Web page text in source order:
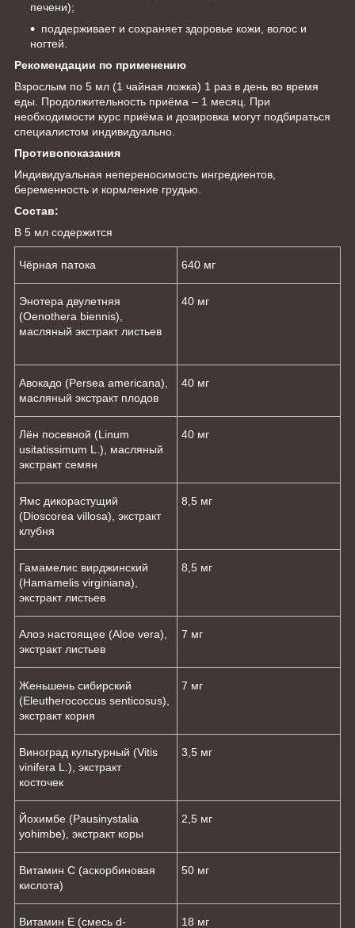
печени);
поддерживает и сохраняет здоровье кожи, волос и
ногтей.
Рекомендации по применению
Взрослым по 5 мл (1 чайная ложка) 1 раз в день во время
еды. Продолжительность приёма – 1 месяц. При
необходимости курс приёма и дозировка могут подбираться
специалистом индивидуально.
Противопоказания
Индивидуальная непереносимость ингредиентов,
беременность и кормление грудью.
Состав:
В 5 мл содержится
Чёрная патока 640 мг
Энотера двулетняя
(Oenothera biennis),
масляный экстракт листьев
40 мг
Авокадо (Persea americana),
масляный экстракт плодов
40 мг
Лён посевной (Linum
usitatissimum L.), масляный
экстракт семян
40 мг
Ямс дикорастущий
(Dioscorea villosa), экстракт
клубня
8,5 мг
Гамамелис вирджинский
(Hamamelis virginiana),
экстракт листьев
8,5 мг
Алоэ настоящее (Aloe vera),
экстракт листьев
7 мг
Женьшень сибирский
(Eleutherococcus senticosus),
экстракт корня
7 мг
Виноград культурный (Vitis
vinifera L.), экстракт
косточек
3,5 мг
Йохимбе (Pausinystalia
yohimbе), экстракт коры
2,5 мг
Витамин С (аскорбиновая
кислота)
50 мг
Витамин E (смесь d- 18 мг